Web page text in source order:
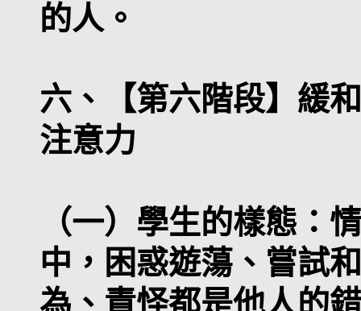
的人。
六、【第六階段】緩
注意力
（一）學生的樣態：
中，困惑遊蕩、嘗試
為、責怪都是他人的錯